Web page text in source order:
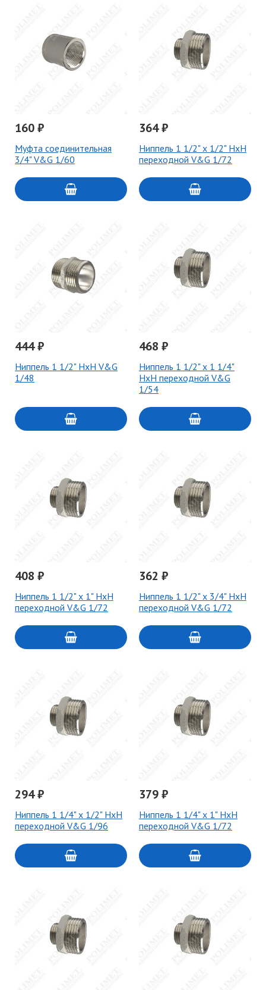
160 ₽
Муфта соединительная
3/4" V&G 1/60
364 ₽
Ниппель 1 1/2" x 1/2" НxН
переходной V&G 1/72
444 ₽
Ниппель 1 1/2" НxН V&G
1/48
468 ₽
Ниппель 1 1/2" х 1 1/4"
НxН переходной V&G
1/54
408 ₽
Ниппель 1 1/2" х 1" НxН
переходной V&G 1/72
362 ₽
Ниппель 1 1/2" х 3/4" НxН
переходной V&G 1/72
294 ₽
Ниппель 1 1/4" x 1/2" НxН
переходной V&G 1/96
379 ₽
Ниппель 1 1/4" х 1" НxН
переходной V&G 1/72